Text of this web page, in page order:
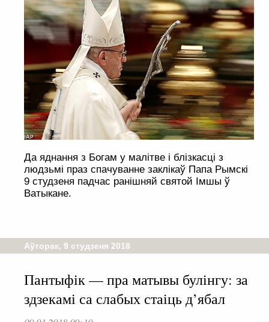
Да яднання з Богам у малітве і блізкасці з
людзьмі праз спачуванне заклікаў Папа Рымскі
9 студзеня падчас ранішняй святой Імшы ў
Ватыкане.
Аўторак, 9 студзеня 2018
Пантыфік — пра матывы булінгу: за
здзекамі са слабых стаіць д’ябал